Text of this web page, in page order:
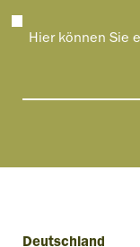
Hier können Sie
Deutschland